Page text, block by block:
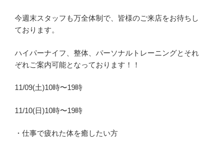
今週末スタッフも万全体制で、皆様のご来店をお待ちし
ております。
ハイパーナイフ、整体、パーソナルトレーニングとそれ
ぞれご案内可能となっております！！
11/09(土)10時〜19時
11/10(日)10時〜19時
・仕事で疲れた体を癒したい方